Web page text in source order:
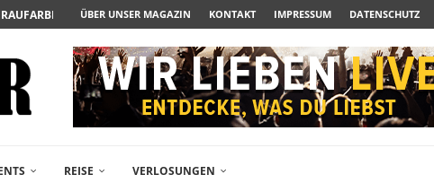
ZUM ALBTRAUM WIRD
FREIKARTEN- UND...
ACTION-BLOCKBUSTER...
POLARSTERN...
JETZT AUF DVD...
ROMCOM AUS 1963...
VERLOSUNG ZUM...
ÜBER UNSER MAGAZIN KONTAKT IMPRESSUM DATENSCHUTZ
REISE VERLOSUNGEN